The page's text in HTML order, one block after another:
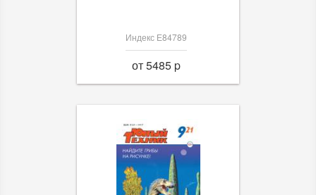
Индекс Е84789
от 5485 p